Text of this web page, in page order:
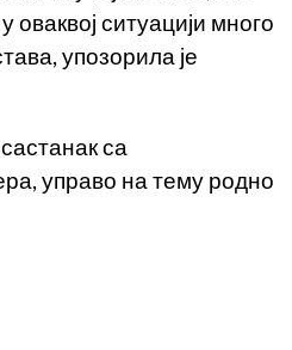
ситуацији много
упозорила је
са
управо на тему родно